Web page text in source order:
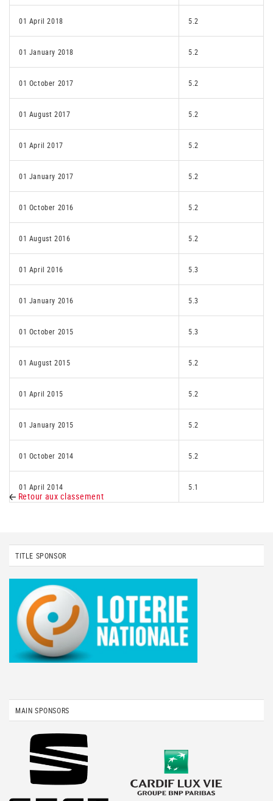
01 April 2018 5.2
01 January 2018 5.2
01 October 2017 5.2
01 August 2017 5.2
01 April 2017 5.2
01 January 2017 5.2
01 October 2016 5.2
01 August 2016 5.2
01 April 2016 5.3
01 January 2016 5.3
01 October 2015 5.3
01 August 2015 5.2
01 April 2015 5.2
01 January 2015 5.2
01 October 2014 5.2
01 April 2014 5.1
Retour aux classement
TITLE SPONSOR
MAIN SPONSORS